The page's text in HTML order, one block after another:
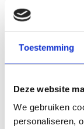
Toestemming
Deze website
We gebruiken
personaliseren,
Voor 12:00
(werkdagen,
World wide
Gratis
*Zeer grote
winkel, mail